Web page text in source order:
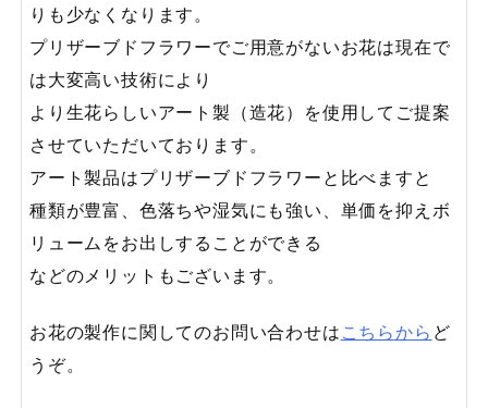
りも少なくなります。
プリザーブドフラワーでご用意がないお花は現在で
は大変高い技術により
より生花らしいアート製（造花）を使用してご提案
させていただいております。
アート製品はプリザーブドフラワーと比べますと
種類が豊富、色落ちや湿気にも強い、単価を抑えボ
リュームをお出しすることができる
などのメリットもございます。
お花の製作に関してのお問い合わせはこちらから ど
うぞ。